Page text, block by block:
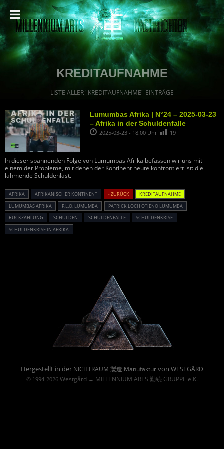
KREDITAUFNAHME
LISTE ALLER "KREDITAUFNAHME" EINTRÄGE
Lumumbas Afrika | N°24 – 2025-03-23
– Afrika in der Schuldenfalle
2025-03-23 - 18:00 Uhr 19
In dieser spannenden Folge von Lumumbas Afrika befassen wir uns mit
einem der Probleme, mit denen der Kontinent heute konfrontiert ist: die
lähmende Schuldenlast.
AFRIKA AFRIKANISCHER KONTINENT « ZURÜCK
KREDITAUFNAHME
LUMUMBAS AFRIKA
P.L.O. LUMUMBA
PATRICK LOCH OTIENO LUMUMBA
RÜCKZAHLUNG
SCHULDEN SCHULDENFALLE
SCHULDENKRISE
SCHULDENKRISE IN AFRIKA
Hergestellt in der NICHTRAUM 製造 Manufakturvon WESTGÅRD
© 1994-2026 Westgård→ MILLENNIUM ARTS 勤続 GRUPPE e.K.
Powered By :